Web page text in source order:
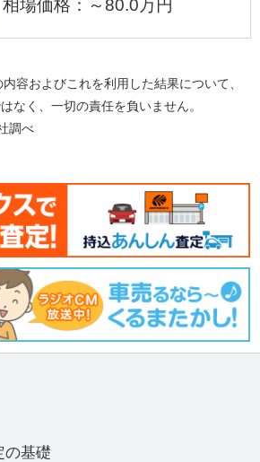
相場価格：～80.0万円
容およびこれを利用した結果について、
なく、一切の責任を負いません。
調べ
の基礎